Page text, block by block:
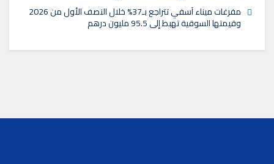
مفرغات ميناء آسفي تتراجع بـ37% خلال النصف الأول من 2026
وقيمتها السوقية تهبط إلى 95.5 مليون درهم